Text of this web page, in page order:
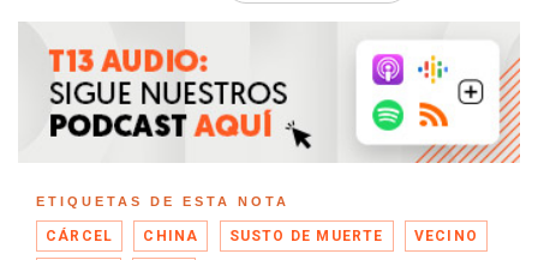
ETIQUETAS DE ESTA NOTA
CÁRCEL CHINA SUSTO DE MUERTE VECINO